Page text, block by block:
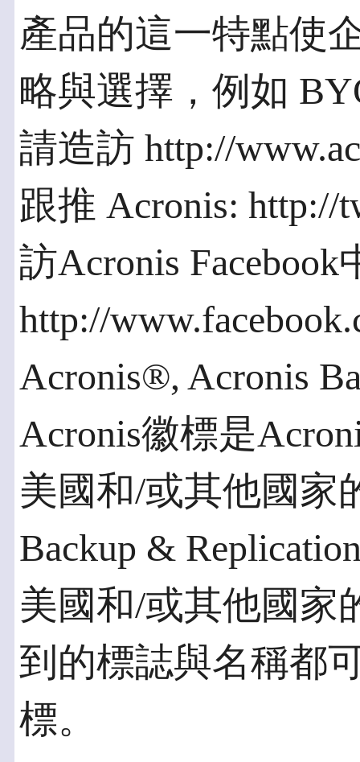
產品的這一特點使
略與選擇，例如
請造訪 http://
跟推 Acronis: http://
訪Acronis Facebook
http://
Acronis®, Acronis
Acronis徽標是
美國和/或其他國家
Backup &
美國和/或其他國家
到的標誌與名稱都
標。